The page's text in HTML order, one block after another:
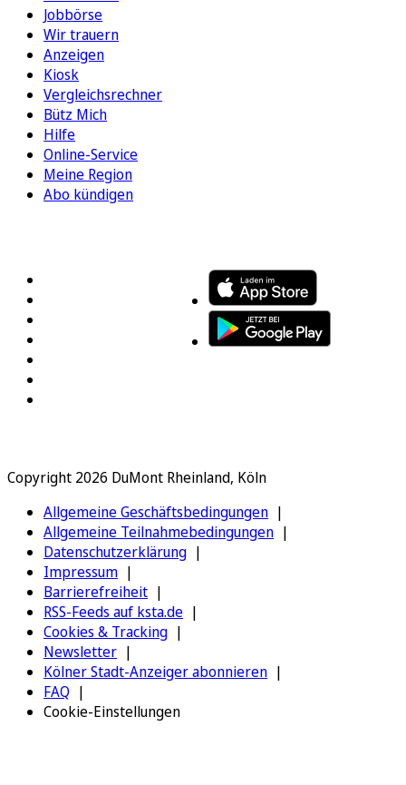
Jobbörse
Wir trauern
Anzeigen
Kiosk
Vergleichsrechner
Bütz Mich
Hilfe
Online-Service
Meine Region
Abo kündigen
Copyright 2026 DuMont Rheinland, Köln
Allgemeine Geschäftsbedingungen
Allgemeine Teilnahmebedingungen
Datenschutzerklärung
Impressum
Barrierefreiheit
RSS-Feeds auf ksta.de
Cookies & Tracking
Newsletter
Kölner Stadt-Anzeiger abonnieren
FAQ
Cookie-Einstellungen